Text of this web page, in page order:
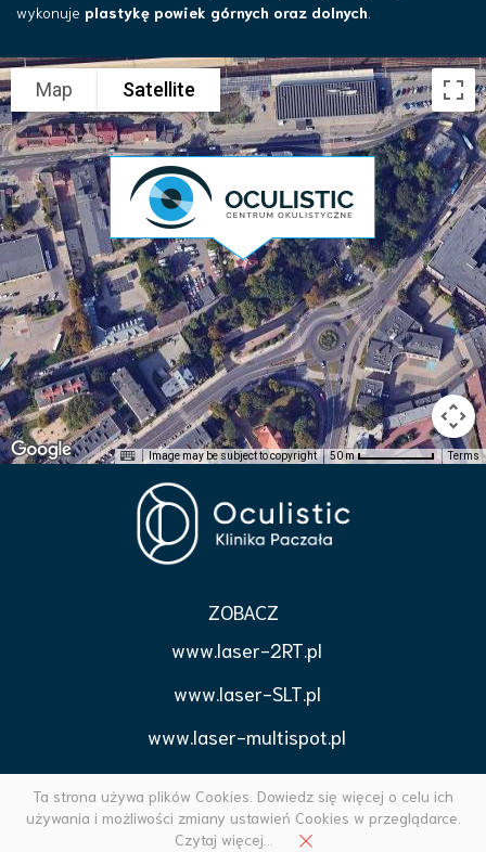
wykonuje plastykę powiek górnych oraz dolnych
Map Satellite
Image may be subject to copyright 50 m Terms
ZOBACZ
www.laser-2RT.pl
www.laser-SLT.pl
www.laser-multispot.pl
www.korekcjapowiek.pl
Ta strona używa plików Cookies. Dowiedz się więcej o celu ich
używania i możliwości zmiany ustawień Cookies w przeglądarce.
Czytaj więcej...